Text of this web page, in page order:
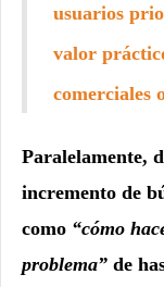
usuarios
valor
comerciales
Paralelamente,
incremento de
como “cómo
problema” de